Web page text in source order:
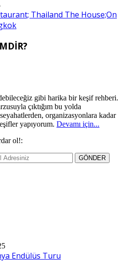
Thailand The House;On
gibi harika bir keşif rehberi.
çıktığım bu yolda
organizasyonlara kadar
yapıyorum. Devamı için...
ol!:
Endülüs Turu